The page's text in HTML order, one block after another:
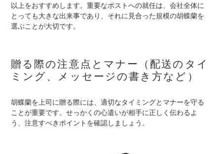
以上をおすすめします。重要なポストへの就任は、会社全体に
とっても大きな出来事であり、それに見合った規模の胡蝶蘭を
選ぶことが大切です。
贈る際の注意点とマナー（配送のタイ
ミング、メッセージの書き方など）
胡蝶蘭を上司に贈る際には、適切なタイミングとマナーを守る
ことが重要です。せっかくの心遣いが相手に正しく伝わるよ
う、注意すべきポイントを確認しましょう。